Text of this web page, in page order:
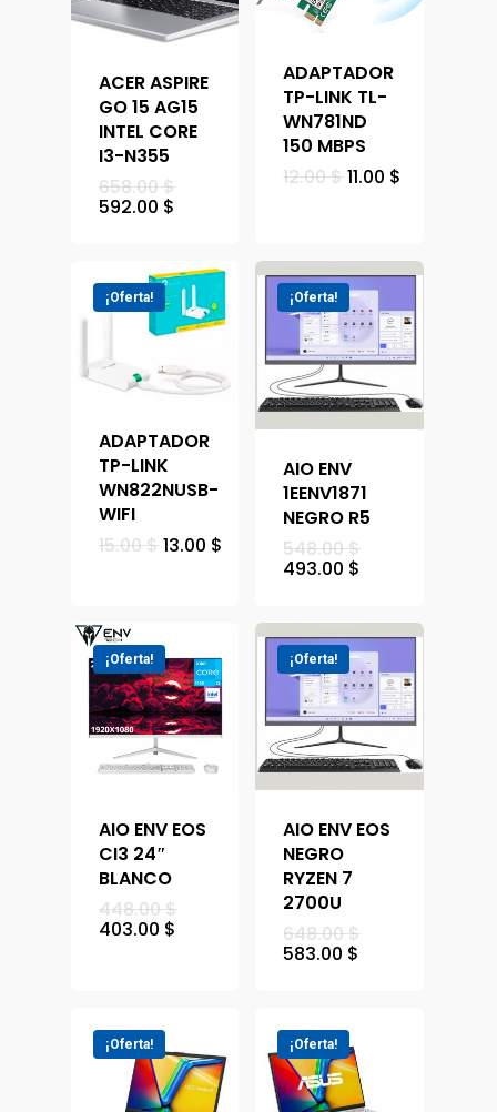
ACER ASPIRE
GO 15 AG15
INTEL CORE
I3-N355
658.00$
592.00 $
ADAPTADOR
TP-LINK TL-
WN781ND
150 MBPS
12.00$11.00 $
¡Oferta!
ADAPTADOR
TP-LINK
WN822NUSB-
WIFI
15.00$13.00 $
¡Oferta!
AIO ENV
1EENV1871
NEGRO R5
548.00$
493.00 $
¡Oferta!
AIO ENV EOS
CI3 24″
BLANCO
448.00$
403.00 $
¡Oferta!
AIO ENV EOS
NEGRO
RYZEN 7
2700U
648.00$
583.00 $
¡Oferta! ¡Oferta!